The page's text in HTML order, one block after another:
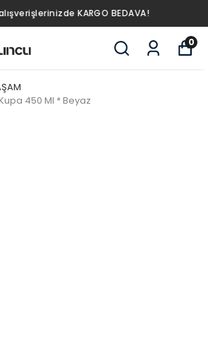
alışverişlerinizde KARGO BEDAVA!
0
450 Ml * Beyaz